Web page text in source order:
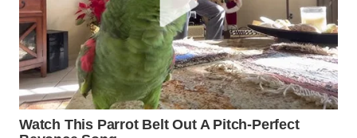
TENGAH
WN DELI
SERDANG
WN
TEBING